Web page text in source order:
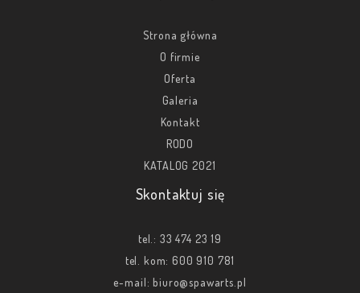
Strona główna
O firmie
Oferta
Galeria
Kontakt
RODO
KATALOG 2021
Skontaktuj się
tel.: 33 474 23 19
tel. kom:600 910 781
e-mail:biuro@spawarts.pl